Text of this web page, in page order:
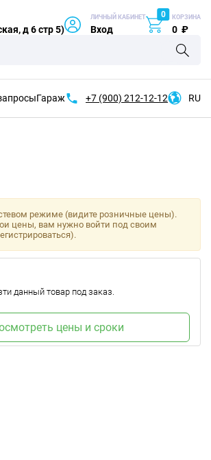
д 6 стр 5)
ЛИЧНЫЙ КАБИНЕТ
Вход
0 КОРЗИНА
0 ₽
Гараж +7 (900) 212-12-12 RU
режиме (видите розничные цены).
цены, вам нужно войти под своим
данный товар под заказ.
цены и сроки